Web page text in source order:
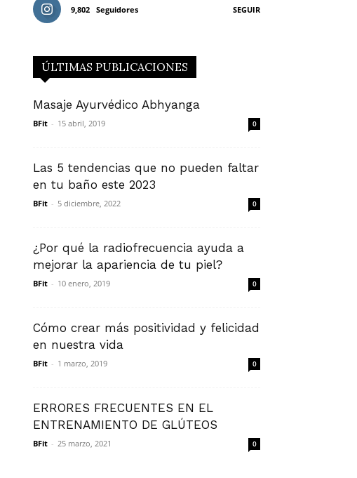
9,802 Seguidores SEGUIR
ÚLTIMAS PUBLICACIONES
Masaje Ayurvédico Abhyanga
BFit - 15 abril, 2019 0
Las 5 tendencias que no pueden faltar
en tu baño este 2023
BFit - 5 diciembre, 2022 0
¿Por qué la radiofrecuencia ayuda a
mejorar la apariencia de tu piel?
BFit - 10 enero, 2019 0
Cómo crear más positividad y felicidad
en nuestra vida
BFit - 1 marzo, 2019 0
ERRORES FRECUENTES EN EL
ENTRENAMIENTO DE GLÚTEOS
BFit - 25 marzo, 2021 0